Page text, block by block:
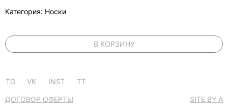
В КОРЗИНУ
Категория: Носки
ДОГОВОР ОФЕРТЫ SITE BY A
TG INST
VK TT